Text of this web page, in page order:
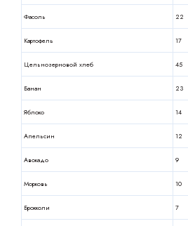
Фасоль 22
Картофель 17
Цельнозерновой хлеб 45
Банан 23
Яблоко 14
Апельсин 12
Авокадо 9
Морковь 10
Брокколи 7